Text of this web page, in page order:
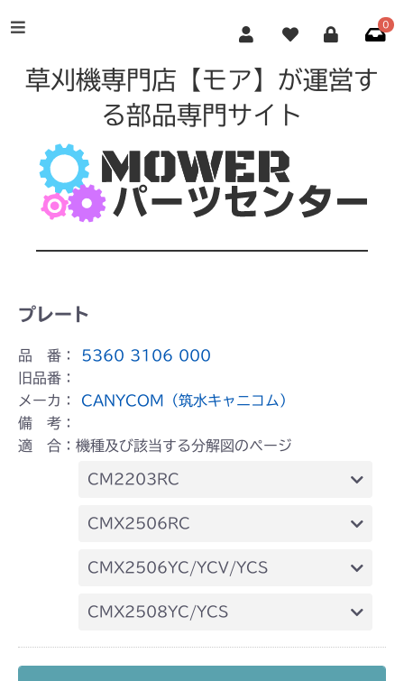
0
草刈機専門店【モア】が運営す
る部品専門サイト
プレート
品 番：
5360 3106 000
旧品番：
メーカ： CANYCOM（筑水キャニコム）
備 考：
適 合：機種及び該当する分解図のページ
CM2203RC
本体 FIG16 走行操作レバー(左ブレーキ
CMX2506RC
本体 FIG19 走行操作レバー(左ブレーキ
CMX2506YC/YCV/YCS
本体 FIG22 走行操作(～
CMX2508YC/YCS